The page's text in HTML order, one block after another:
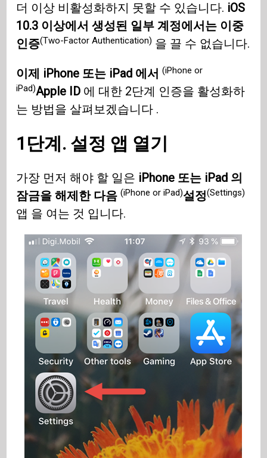
더 이상 비활성화하지 못할 수 있습니다. iOS
10.3 이상에서 생성된 일부 계정에서는 이중
인증(Two-Factor Authentication) 을 끌 수 없습니다.
이제 iPhone 또는 iPad 에서(iPhone or
iPad)Apple ID 에 대한 2단계 인증을 활성화하
는 방법을 살펴보겠습니다 .
1단계. 설정 앱 열기
가장 먼저 해야 할 일은 iPhone 또는 iPad 의
잠금을 해제한 다음(iPhone or iPad)설정(Settings)
앱 을 여는 것 입니다.